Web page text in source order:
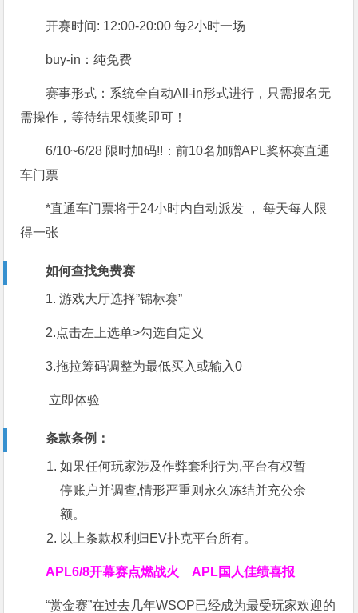
开赛时间: 12:00-20:00 每2小时一场
buy-in：纯免费
赛事形式： 系统全自动All-in形式进行，只需报名无
需操作，等待结果领奖即可！
6/10~6/28 限时加码!!：前10名加赠APL奖杯赛直通
车门票
*直通车门票将于24小时内自动派发 ， 每天每人限
得一张
如何查找免费赛
1. 游戏大厅选择”锦标赛”
2.点击左上选单>勾选自定义
3.拖拉筹码调整为最低买入或输入0
立即体验
条款条例：
如果任何玩家涉及作弊套利行为,平台有权暂
停账户并调查,情形严重则永久冻结并充公余
额。
以上条款权利归EV扑克平台所有。
APL6/8开幕赛点燃战火 APL国人佳绩喜报
“赏金赛”在过去几年WSOP已经成为最受玩家欢迎的